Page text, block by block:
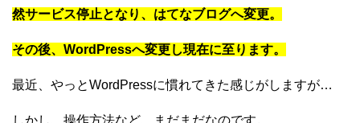
然サービス停止となり、はてなブログへ変更。
その後、WordPressへ変更し現在に至ります。
最近、やっとWordPressに慣れてきた感じがしますが…
しかし、操作方法など、まだまだなのです。